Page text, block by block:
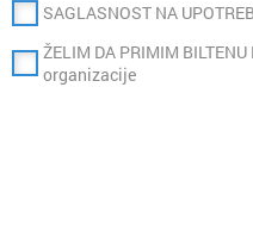
SAGLASNOST NA
ŽELIM DA PRIMIM
organizacije